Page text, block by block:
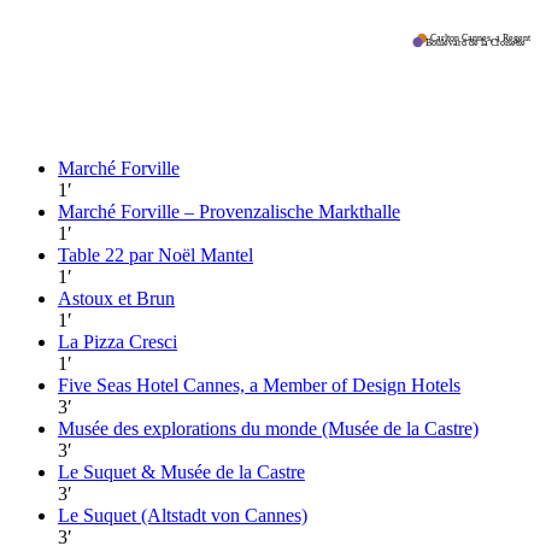
Carlton Cannes, a Regent
Boulevard de la Croisette
Marché Forville
1′
Marché Forville – Provenzalische Markthalle
1′
Table 22 par Noël Mantel
1′
Astoux et Brun
1′
La Pizza Cresci
1′
Five Seas Hotel Cannes, a Member of Design Hotels
3′
Musée des explorations du monde (Musée de la Castre)
3′
Le Suquet & Musée de la Castre
3′
Le Suquet (Altstadt von Cannes)
3′